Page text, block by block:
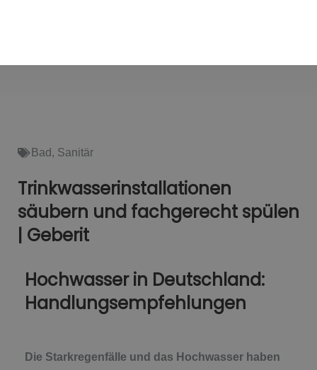
Bad , Sanitär
Trinkwasserinstallationen
säubern und fachgerecht spülen
| Geberit
Hochwasser in Deutschland:
Handlungsempfehlungen
Die Starkregenfälle und das Hochwasser haben